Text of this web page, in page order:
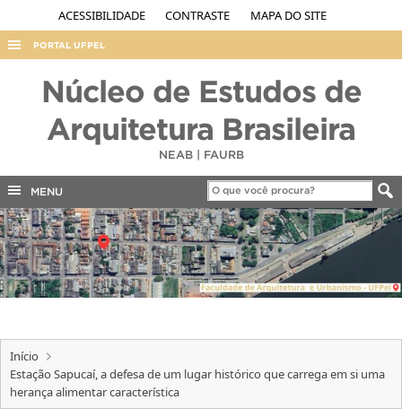
ACESSIBILIDADE CONTRASTE MAPA DO SITE
PORTAL UFPEL
AUDITORIA
COBALTO
EDITAIS
INTERNACIONAL
OUVIDORIA
PORTARIAS
Núcleo de Estudos de
Arquitetura Brasileira
NEAB | FAURB
MENU
Início
Estação Sapucaí, a defesa de um lugar histórico que carrega em si uma
herança alimentar característica